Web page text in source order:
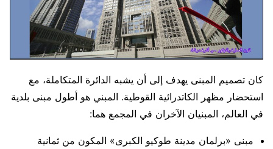
كان تصميم المبنى يهدف إلى أن يشبه الدائرة المتكاملة، مع
استحضار مظهر الكاتدرائية القوطية. المبني هو أطول مبنى بلدية
في العالم، المبنيان الآخران في المجمع هما:
مبنى «برلمان مدينة طوكيو الكبرى» المكون من ثمانية